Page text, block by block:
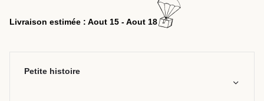
Livraison estimée : Aout 15 - Aout 18
Petite histoire